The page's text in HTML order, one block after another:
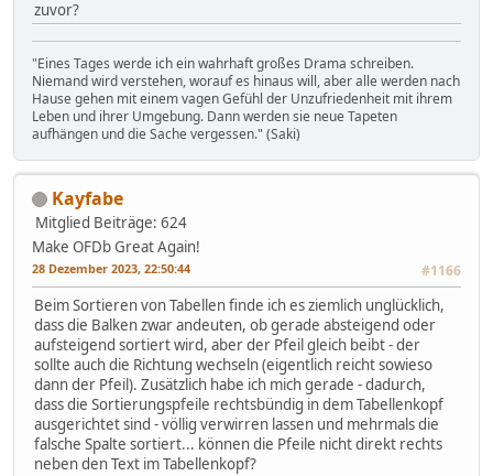
zuvor?
"Eines Tages werde ich ein wahrhaft großes Drama schreiben.
Niemand wird verstehen, worauf es hinaus will, aber alle werden nach
Hause gehen mit einem vagen Gefühl der Unzufriedenheit mit ihrem
Leben und ihrer Umgebung. Dann werden sie neue Tapeten
aufhängen und die Sache vergessen." (Saki)
Kayfabe
Mitglied Beiträge: 624
Make OFDb Great Again!
28 Dezember 2023, 22:50:44 #1166
Beim Sortieren von Tabellen finde ich es ziemlich unglücklich,
dass die Balken zwar andeuten, ob gerade absteigend oder
aufsteigend sortiert wird, aber der Pfeil gleich beibt - der
sollte auch die Richtung wechseln (eigentlich reicht sowieso
dann der Pfeil). Zusätzlich habe ich mich gerade - dadurch,
dass die Sortierungspfeile rechtsbündig in dem Tabellenkopf
ausgerichtet sind - völlig verwirren lassen und mehrmals die
falsche Spalte sortiert... können die Pfeile nicht direkt rechts
neben den Text im Tabellenkopf?